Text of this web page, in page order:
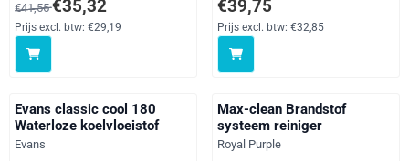
Superb Models, Bora
Models, Caddy Models, Eos
1F, Golf, Jetta Models,
Passat Models, Scirocco
Models, Tigua
€41,55€35,32
Prijs excl. btw: €29,19
€39,75
Prijs excl. btw: €32,85
Evans classic cool 180
Waterloze koelvloeistof
Merk:
Evans
Max-clean Brandstof
systeem reiniger
Merk:
Royal Purple